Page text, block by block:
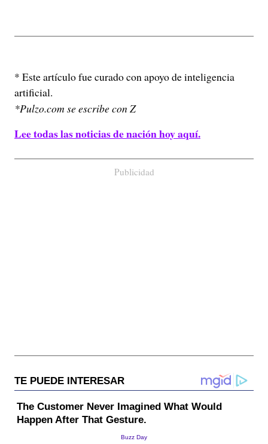
* Este artículo fue curado con apoyo de inteligencia
artificial.
*Pulzo.com se escribe con Z
Lee todas las noticias de nación hoy aquí.
Publicidad